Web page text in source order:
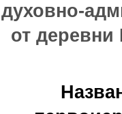
духовно-
от